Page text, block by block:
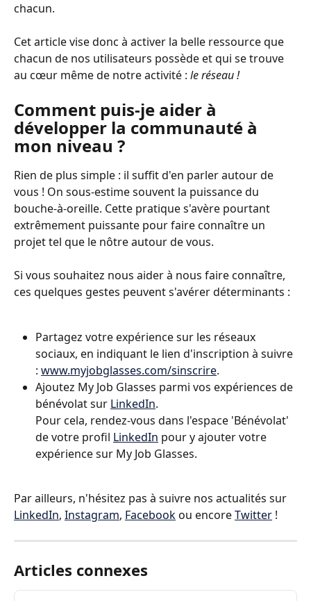
chacun.
Cet article vise donc à activer la belle ressource que
chacun de nos utilisateurs possède et qui se trouve
au cœur même de notre activité : le réseau !
Comment puis-je aider à
développer la communauté à
mon niveau ?
Rien de plus simple : il suffit d'en parler autour de
vous ! On sous-estime souvent la puissance du
bouche-à-oreille. Cette pratique s'avère pourtant
extrêmement puissante pour faire connaître un
projet tel que le nôtre autour de vous.
Si vous souhaitez nous aider à nous faire connaître,
ces quelques gestes peuvent s'avérer déterminants :
Partagez votre expérience sur les réseaux
sociaux, en indiquant le lien d'inscription à suivre
: www.myjobglasses.com/sinscrire.
Ajoutez My Job Glasses parmi vos expériences de
bénévolat sur LinkedIn.
Pour cela, rendez-vous dans l'espace 'Bénévolat'
de votre profil LinkedIn pour y ajouter votre
expérience sur My Job Glasses.
Par ailleurs, n'hésitez pas à suivre nos actualités sur
LinkedIn, Instagram, Facebook ou encore Twitter !
Articles connexes